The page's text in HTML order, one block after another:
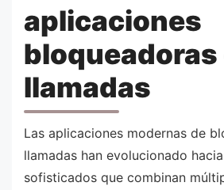
aplicaciones
bloqueadoras
llamadas
Las aplicaciones modernas de
llamadas han evolucionado
sofisticados que combinan